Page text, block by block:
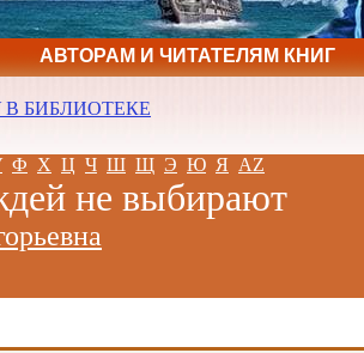
АВТОРАМ И ЧИТАТЕЛЯМ КНИГ
БИБЛИОТЕКЕ
Ф Х Ц Ч Ш Щ Э Ю Я AZ
не выбирают